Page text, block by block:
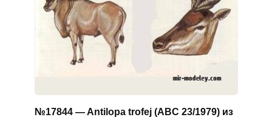
№17844 — Antilopa trofej (ABC 23/1979) из